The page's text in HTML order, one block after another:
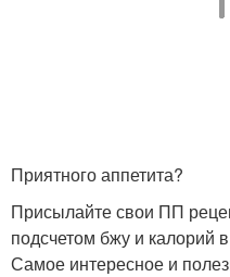
Приятного аппетита?
Присылайте свои ПП
подсчетом бжу и калорий
Самое интересное и